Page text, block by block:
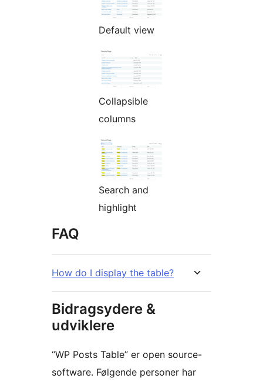
Default view
Collapsible
columns
Search and
highlight
FAQ
How do I display the table?
Bidragsydere &
udviklere
“WP Posts Table” er open source-
software. Følgende personer har